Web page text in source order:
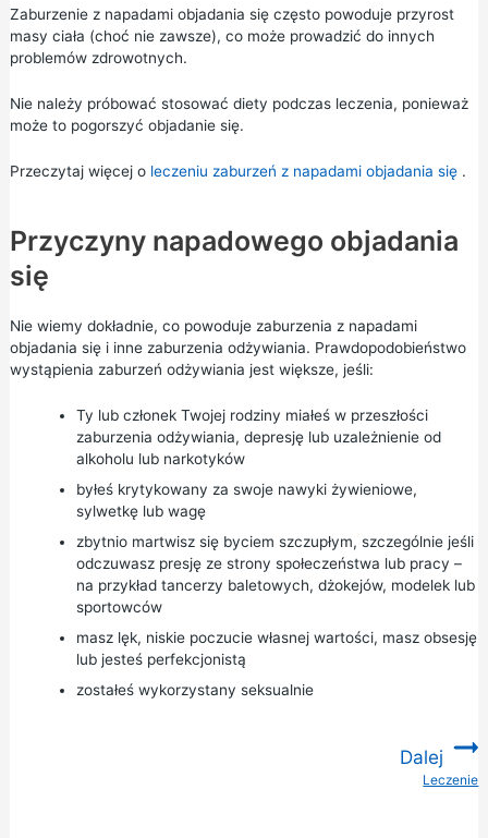
Zaburzenie z napadami objadania się często powoduje przyrost
masy ciała (choć nie zawsze), co może prowadzić do innych
problemów zdrowotnych.
Nie należy próbować stosować diety podczas leczenia, ponieważ
może to pogorszyć objadanie się.
Przeczytaj więcej o leczeniu zaburzeń z napadami objadania się.
Przyczyny napadowego objadania
się
Nie wiemy dokładnie, co powoduje zaburzenia z napadami
objadania się i inne zaburzenia odżywiania. Prawdopodobieństwo
wystąpienia zaburzeń odżywiania jest większe, jeśli:
Ty lub członek Twojej rodziny miałeś w przeszłości
zaburzenia odżywiania, depresję lub uzależnienie od
alkoholu lub narkotyków
byłeś krytykowany za swoje nawyki żywieniowe,
sylwetkę lub wagę
zbytnio martwisz się byciem szczupłym, szczególnie jeśli
odczuwasz presję ze strony społeczeństwa lub pracy –
na przykład tancerzy baletowych, dżokejów, modelek lub
sportowców
masz lęk, niskie poczucie własnej wartości, masz obsesję
lub jesteś perfekcjonistą
zostałeś wykorzystany seksualnie
Dalej
Leczenie